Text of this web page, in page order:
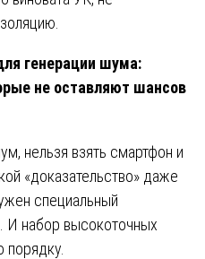
генерации шума:
не оставляют шансов
нельзя взять смартфон и
«доказательство» даже
специальный
И набор высокоточных